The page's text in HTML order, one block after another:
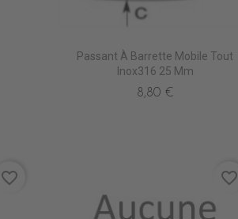
Passant À Barrette Mobile Tout
Inox316 25 Mm
8,80 €
favorite_border favorite_border